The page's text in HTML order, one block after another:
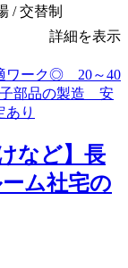
/ 交替制
詳細を表示
など】長
ム社宅の